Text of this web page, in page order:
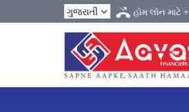
હૉમ લૉન માટે